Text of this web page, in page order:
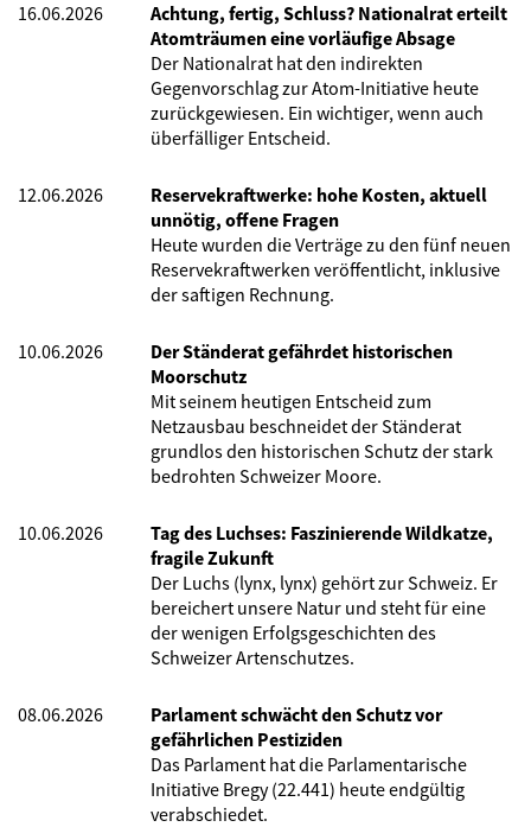
16.06.2026
Achtung, fertig, Schluss? Nationalrat erteilt
Atomträumen eine vorläufige Absage
Der Nationalrat hat den indirekten
Gegenvorschlag zur Atom-Initiative heute
zurückgewiesen. Ein wichtiger, wenn auch
überfälliger Entscheid.
12.06.2026
Reservekraftwerke: hohe Kosten, aktuell
unnötig, offene Fragen
Heute wurden die Verträge zu den fünf neuen
Reservekraftwerken veröffentlicht, inklusive
der saftigen Rechnung.
10.06.2026
Der Ständerat gefährdet historischen
Moorschutz
Mit seinem heutigen Entscheid zum
Netzausbau beschneidet der Ständerat
grundlos den historischen Schutz der stark
bedrohten Schweizer Moore.
10.06.2026
Tag des Luchses: Faszinierende Wildkatze,
fragile Zukunft
Der Luchs (lynx, lynx) gehört zur Schweiz. Er
bereichert unsere Natur und steht für eine
der wenigen Erfolgsgeschichten des
Schweizer Artenschutzes.
08.06.2026
Parlament schwächt den Schutz vor
gefährlichen Pestiziden
Das Parlament hat die Parlamentarische
Initiative Bregy (22.441) heute endgültig
verabschiedet.